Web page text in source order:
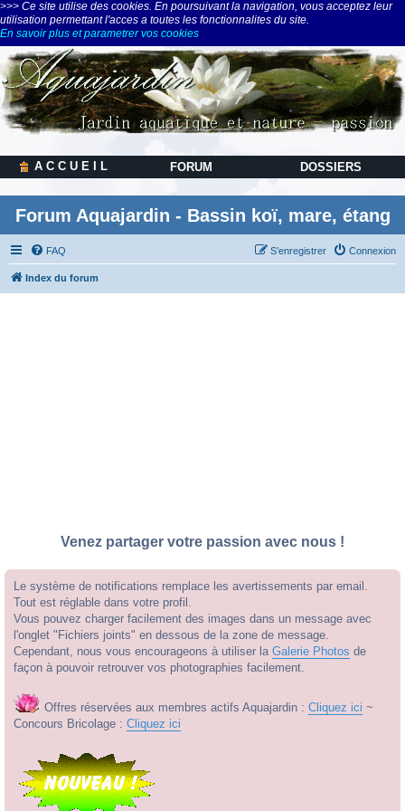
>>> Ce site utilise des cookies. En poursuivant la navigation, vous acceptez leur
utilisation permettant l'acces a toutes les fonctionnalites du site.
En savoir plus et parametrer vos cookies
A C C U E I L FORUM DOSSIERS
Forum Aquajardin - Bassin koï, mare, étang
FAQ Connexion
S’enregistrer
Index du forum
Venez partager votre passion avec nous !
Le système de notifications remplace les avertissements par email.
Tout est réglable dans votre profil.
Vous pouvez charger facilement des images dans un message avec
l'onglet "Fichiers joints" en dessous de la zone de message.
Cependant, nous vous encourageons à utiliser la Galerie Photos de
façon à pouvoir retrouver vos photographies facilement.
Offres réservées aux membres actifs Aquajardin : Cliquez ici ~
Concours Bricolage : Cliquez ici